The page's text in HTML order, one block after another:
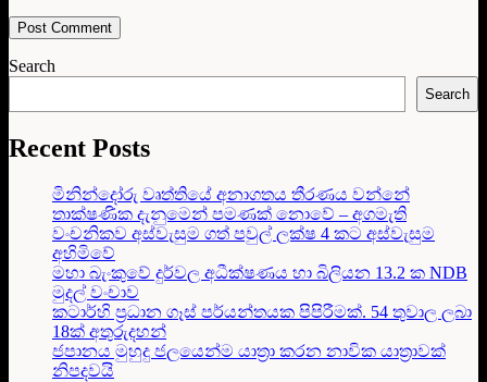
Search
Search
Recent Posts
මිනින්දෝරු වෘත්තියේ අනාගතය තීරණය වන්නේ
තාක්ෂණික දැනුමෙන් පමණක් නොවේ – අගමැති
වංචනිකව අස්වැසුම ගත් පවුල් ලක්ෂ 4 කට අස්වැසුම
අහිමිවේ
මහා බැංකුවේ දුර්වල අධීක්ෂණය හා බිලියන 13.2 ක NDB
මුදල් වංචාව
කටාර්හි ප්‍රධාන ගෑස් පර්යන්තයක පිපිරීමක්. 54 තුවාල ලබා
18ක් අතුරුදහන්
ජපානය මුහුදු ජලයෙන්ම යාත්‍රා කරන නාවික යාත්‍රාවක්
නිපදවයි